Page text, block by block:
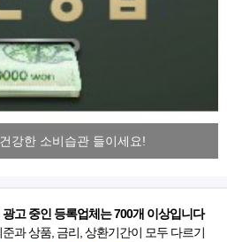
강한 소비습관 들이세요!
고 중인 등록업체는 700개 이상입니다
과 상품, 금리, 상환기간이 모두 다르기